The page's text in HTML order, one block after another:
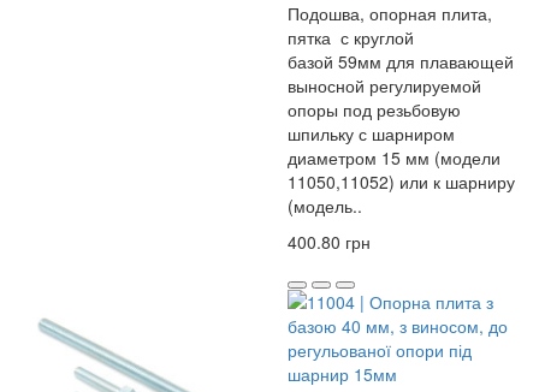
Подошва, опорная плита,
пятка с круглой
базой 59мм для плавающей
выносной регулируемой
опоры под резьбовую
шпильку с шарниром
диаметром 15 мм (модели
11050,11052) или к шарниру
(модель..
400.80 грн